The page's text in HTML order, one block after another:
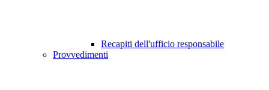
Recapiti dell'ufficio responsabile
Provvedimenti